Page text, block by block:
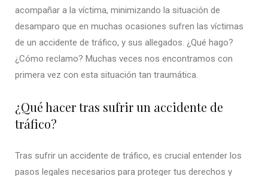
acompañar a la víctima, minimizando la situación de
desamparo que en muchas ocasiones sufren las víctimas
de un accidente de tráfico, y sus allegados. ¿Qué hago?
¿Cómo reclamo? Muchas veces nos encontramos con
primera vez con esta situación tan traumática.
¿Qué hacer tras sufrir un accidente de
tráfico?
Tras sufrir un accidente de tráfico, es crucial entender los
pasos legales necesarios para proteger tus derechos y